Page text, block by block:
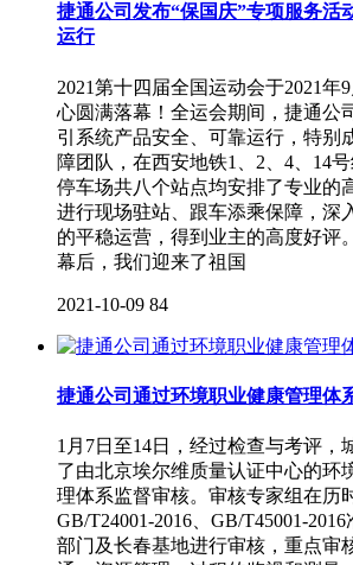
捷通公司发布“保国庆”专项服务活
运行
2021第十四届全国运动会于2021年
心圆满落幕！全运会期间，捷通公
引系统产品安全、可靠运行，特别
障团队，在西安地铁1、2、4、14
停车场共八个站点均安排了专业的
进行现场驻站、跟车添乘保障，深
的平稳运营，得到业主的高度好评
幕后，我们迎来了祖国
2021-10-09 84
捷通公司通过环境职业健康管理体
1月7日至14日，经过检查与考评，
了由北京埃尔维质量认证中心的环
理体系监督审核。审核专家组在历
GB/T24001-2016、GB/T45001-
部门及长春基地进行审核，重点审